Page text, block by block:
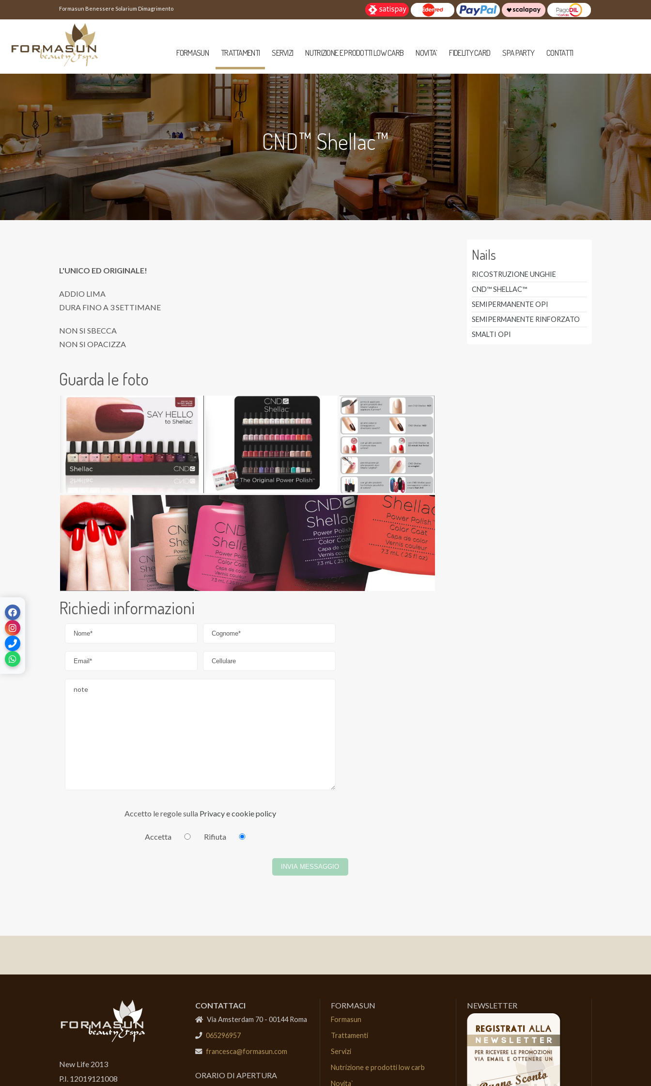
Formasun Benessere Solarium Dimagrimento
FORMASUN TRATTAMENTI SERVIZI NUTRIZIONE E PRODOTTI LOW CARB NOVITA` FIDELITY CARD SPA PARTY CONTATTI
CND™ Shellac™
L'UNICO ED ORIGINALE!
ADDIO LIMA
DURA FINO A 3 SETTIMANE
NON SI SBECCA
NON SI OPACIZZA
Guarda le foto
Richiedi informazioni
Accetto le regole sulla Privacy e cookie policy
Accetta Rifiuta
Nails
RICOSTRUZIONE UNGHIE
CND™ SHELLAC™
SEMIPERMANENTE OPI
SEMIPERMANENTE RINFORZATO
SMALTI OPI
New Life 2013
P.I. 12019121008
CONTATTACI
Via Amsterdam 70 - 00144 Roma
065296957
francesca@formasun.com
ORARIO DI APERTURA
FORMASUN
Formasun
Trattamenti
Servizi
Nutrizione e prodotti low carb
Novita`
NEWSLETTER